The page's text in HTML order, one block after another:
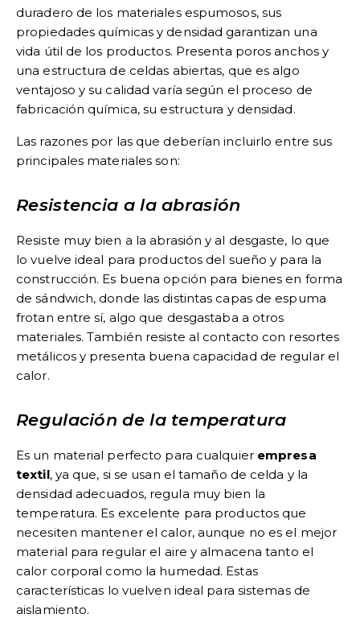
duradero de los materiales espumosos, sus
propiedades químicas y densidad garantizan una
vida útil de los productos. Presenta poros anchos y
una estructura de celdas abiertas, que es algo
ventajoso y su calidad varía según el proceso de
fabricación química, su estructura y densidad.
Las razones por las que deberían incluirlo entre sus
principales materiales son:
Resistencia a la abrasión
Resiste muy bien a la abrasión y al desgaste, lo que
lo vuelve ideal para productos del sueño y para la
construcción. Es buena opción para bienes en forma
de sándwich, donde las distintas capas de espuma
frotan entre sí, algo que desgastaba a otros
materiales. También resiste al contacto con resortes
metálicos y presenta buena capacidad de regular el
calor.
Regulación de la temperatura
Es un material perfecto para cualquier empresa
textil, ya que, si se usan el tamaño de celda y la
densidad adecuados, regula muy bien la
temperatura. Es excelente para productos que
necesiten mantener el calor, aunque no es el mejor
material para regular el aire y almacena tanto el
calor corporal como la humedad. Estas
características lo vuelven ideal para sistemas de
aislamiento.